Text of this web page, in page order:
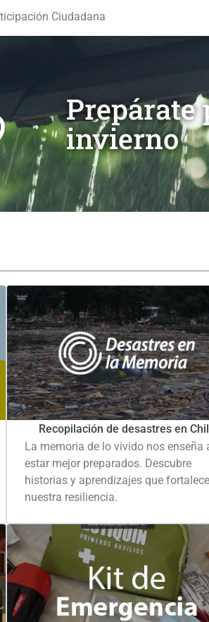
Ciudadana
Prepárate
invierno
Recopilación de desastres en
La memoria de lo vivido nos enseña
estar mejor preparados. Descubre
historias y aprendizajes que
nuestra resiliencia.